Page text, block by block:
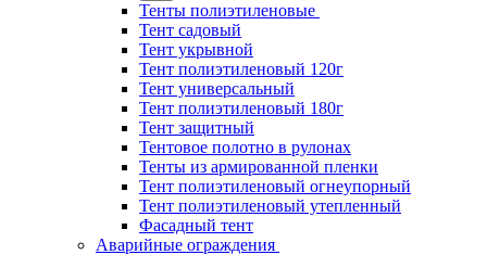
Тенты полиэтиленовые
Тент садовый
Тент укрывной
Тент полиэтиленовый 120г
Тент универсальный
Тент полиэтиленовый 180г
Тент защитный
Тентовое полотно в рулонах
Тенты из армированной пленки
Тент полиэтиленовый огнеупорный
Тент полиэтиленовый утепленный
Фасадный тент
Аварийные ограждения